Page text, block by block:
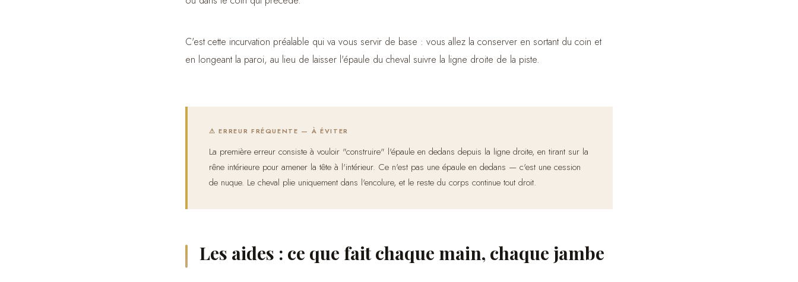
C'est cette incurvation préalable qui va vous servir de base : vous allez la conserver en sortant du coin et
en longeant la paroi, au lieu de laisser l'épaule du cheval suivre la ligne droite de la piste.
⚠ ERREUR FRÉQUENTE — À ÉVITER
La première erreur consiste à vouloir "construire" l'épaule en dedans depuis la ligne droite, en tirant sur la
rêne intérieure pour amener la tête à l'intérieur. Ce n'est pas une épaule en dedans — c'est une cession
de nuque. Le cheval plie uniquement dans l'encolure, et le reste du corps continue tout droit.
Les aides : ce que fait chaque main, chaque jambe